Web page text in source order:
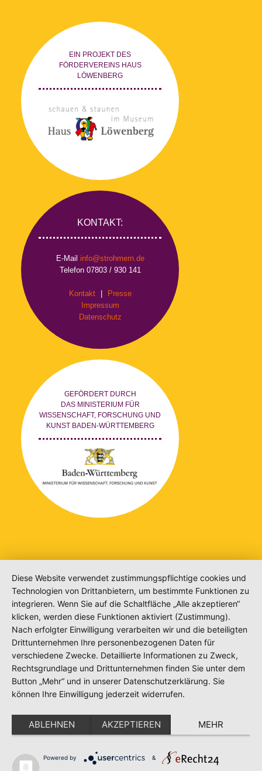
EIN PROJEKT DES
FÖRDERVEREINS HAUS
LÖWENBERG
KONTAKT:
E-Mail info@strohmern.de
Telefon 07803 / 930 141
Kontakt
Presse
Impressum
Datenschutz
GEFÖRDERT DURCH
DAS MINISTERIUM FÜR
WISSENSCHAFT, FORSCHUNG UND
KUNST BADEN-WÜRTTEMBERG
Diese Website verwendet zustimmungspflichtige cookies und
Technologien von Drittanbietern, um bestimmte Funktionen zu
integrieren. Wenn Sie auf die Schaltfläche „Alle akzeptieren“
klicken, werden diese Funktionen aktiviert (Zustimmung).
Nach erfolgter Einwilligung verarbeiten wir und die beteiligten
Drittunternehmen Ihre personenbezogenen Daten für
verschiedene Zwecke. Detaillierte Informationen zu Zweck,
Rechtsgrundlage und Drittunternehmen finden Sie unter dem
Button „Mehr“ und in unserer Datenschutzerklärung. Sie
können Ihre Einwilligung jederzeit widerrufen.
ABLEHNEN AKZEPTIEREN MEHR
Powered by &